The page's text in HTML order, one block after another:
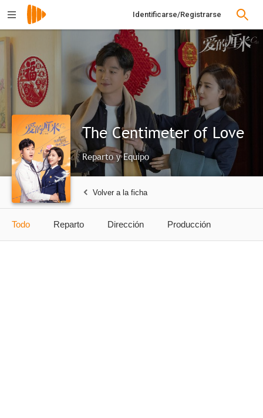
Identificarse/Registrarse
The Centimeter of Love
Reparto y Equipo
Volver a la ficha
Todo Reparto Dirección Producción